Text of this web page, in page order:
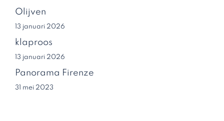
Olijven
13 januari 2026
klaproos
13 januari 2026
Panorama Firenze
31 mei 2023